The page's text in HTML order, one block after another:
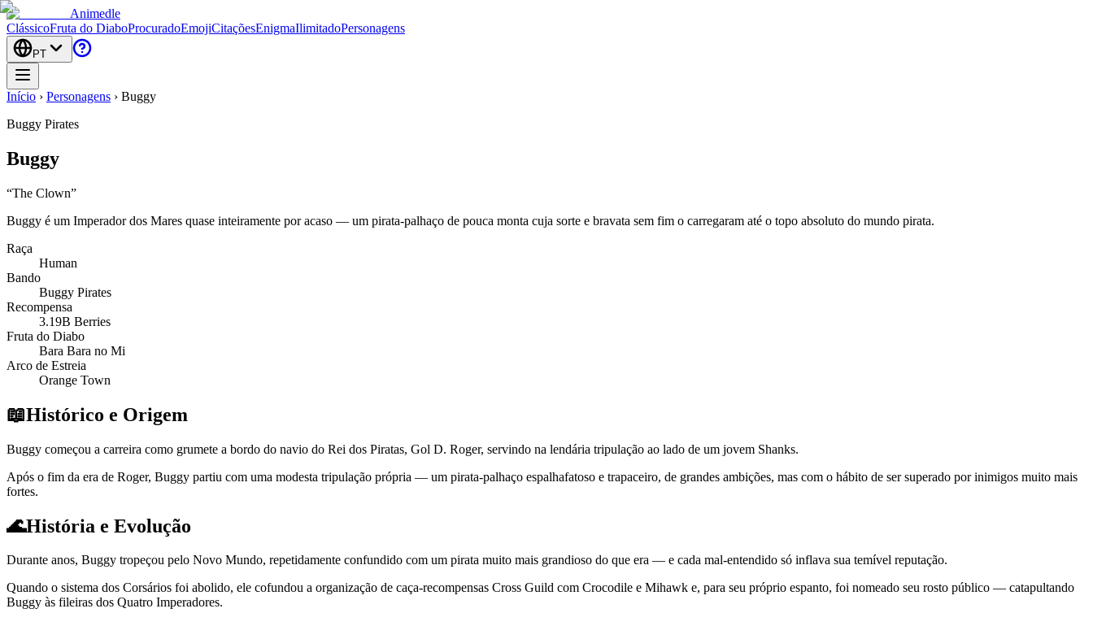
Animedle
ClássicoFruta do DiaboProcuradoEmojiCitaçõesEnigmaIlimitadoPersonagens
PT
Início › Personagens › Buggy
Buggy Pirates
Buggy
“The Clown”
Buggy é um Imperador dos Mares quase inteiramente por acaso — um pirata-palhaço de pouca monta cuja sorte e bravata sem fim o carregaram até o topo absoluto do mundo pirata.
Raça
Human
Bando
Buggy Pirates
Recompensa
3.19B Berries
Fruta do Diabo
Bara Bara no Mi
Arco de Estreia
Orange Town
📖Histórico e Origem
Buggy começou a carreira como grumete a bordo do navio do Rei dos Piratas, Gol D. Roger, servindo na lendária tripulação ao lado de um jovem Shanks.
Após o fim da era de Roger, Buggy partiu com uma modesta tripulação própria — um pirata-palhaço espalhafatoso e trapaceiro, de grandes ambições, mas com o hábito de ser superado por inimigos muito mais
fortes.
🌊História e Evolução
Durante anos, Buggy tropeçou pelo Novo Mundo, repetidamente confundido com um pirata muito mais grandioso do que era — e cada mal-entendido só inflava sua temível reputação.
Quando o sistema dos Corsários foi abolido, ele cofundou a organização de caça-recompensas Cross Guild com Crocodile e Mihawk e, para seu próprio espanto, foi nomeado seu rosto público — catapultando
Buggy às fileiras dos Quatro Imperadores.